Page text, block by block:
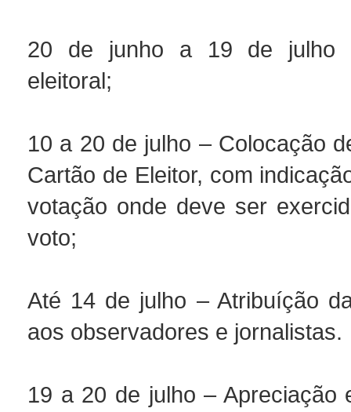
20 de junho a 19 de julho
eleitoral;
10 a 20 de julho – Colocação
Cartão de Eleitor, com
votação onde deve ser
voto;
Até 14 de julho – Atribuíção
aos observadores e jornalistas.
19 a 20 de julho – Apreciação